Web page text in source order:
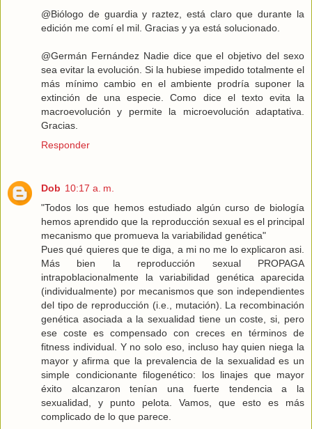
@Biólogo de guardia y raztez, está claro que durante la
edición me comí el mil. Gracias y ya está solucionado.
@Germán Fernández Nadie dice que el objetivo del sexo
sea evitar la evolución. Si la hubiese impedido totalmente el
más mínimo cambio en el ambiente prodría suponer la
extinción de una especie. Como dice el texto evita la
macroevolución y permite la microevolución adaptativa.
Gracias.
Responder
Dob 10:17 a. m.
"Todos los que hemos estudiado algún curso de biología
hemos aprendido que la reproducción sexual es el principal
mecanismo que promueva la variabilidad genética"
Pues qué quieres que te diga, a mi no me lo explicaron asi.
Más bien la reproducción sexual PROPAGA
intrapoblacionalmente la variabilidad genética aparecida
(individualmente) por mecanismos que son independientes
del tipo de reproducción (i.e., mutación). La recombinación
genética asociada a la sexualidad tiene un coste, si, pero
ese coste es compensado con creces en términos de
fitness individual. Y no solo eso, incluso hay quien niega la
mayor y afirma que la prevalencia de la sexualidad es un
simple condicionante filogenético: los linajes que mayor
éxito alcanzaron tenían una fuerte tendencia a la
sexualidad, y punto pelota. Vamos, que esto es más
complicado de lo que parece.